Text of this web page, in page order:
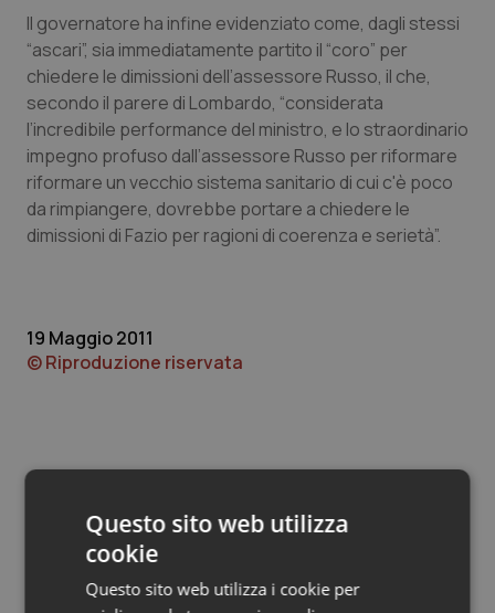
Umbria
Valle D’Aosta
Veneto
Oftalmologia
Oncodermatologia
Oncoematologia
Oncologia & Nutrizione
Quotidiano Cardiologia
Quotidiano Oncologia
Quotidiano Pediatria
Rene & patologie urogenitali
Il governatore ha infine evidenziato come, dagli stessi
“ascari”, sia immediatamente partito il “coro” per
chiedere le dimissioni dell’assessore Russo, il che,
secondo il parere di Lombardo, “considerata
l’incredibile performance del ministro, e lo straordinario
impegno profuso dall’assessore Russo per riformare
riformare un vecchio sistema sanitario di cui c'è poco
da rimpiangere, dovrebbe portare a chiedere le
dimissioni di Fazio per ragioni di coerenza e serietà”.
19 Maggio 2011
© Riproduzione riservata
Potrebbe interessarti in
Regioni e Asl
Questo sito web utilizza
cookie
Questo sito web utilizza i cookie per